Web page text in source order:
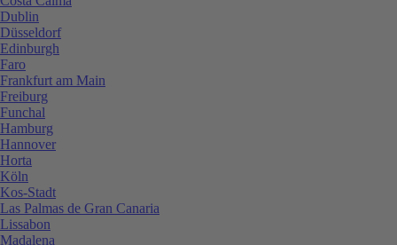
Dublin
Düsseldorf
Edinburgh
Faro
Frankfurt am Main
Freiburg
Funchal
Hamburg
Hannover
Horta
Köln
Kos-Stadt
Las Palmas de Gran Canaria
Lissabon
Madalena